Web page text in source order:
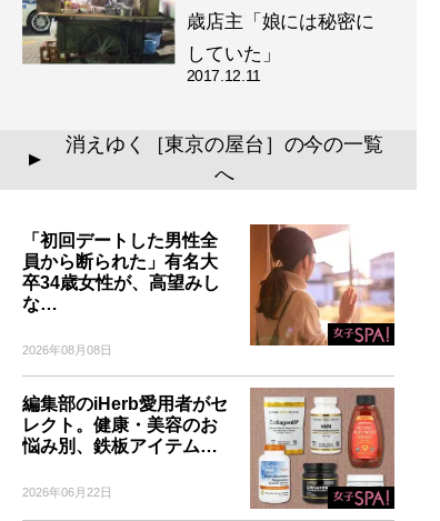
歳店主「娘には秘密に
していた」
2017.12.11
▲
消えゆく［東京の屋台］の今の一覧
へ
「初回デートした男性全
員から断られた」有名大
卒34歳女性が、高望みし
な…
2026年08月08日
編集部のiHerb愛用者がセ
レクト。健康・美容のお
悩み別、鉄板アイテム…
2026年06月22日